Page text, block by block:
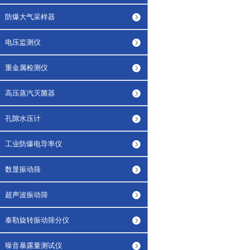
防爆大气采样器
电压监测仪
重金属检测仪
高压蒸汽灭菌器
孔隙水压计
工业防爆电导率仪
数显振动筛
超声波振动筛
泰勒旋转振动筛分仪
噪音暴露量测试仪